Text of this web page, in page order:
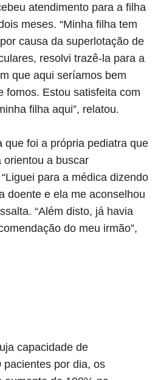
atendimento para a filha
meses. “Minha filha tem
causa da superlotação de
resolvi trazê-la para a
que aqui seríamos bem
fomos. Estou satisfeita com
filha aqui”, relatou.
que foi a própria pediatra que
orientou a buscar
para a médica dizendo
doente e ela me aconselhou
“Além disto, já havia
do meu irmão”,
capacidade de
por dia, os